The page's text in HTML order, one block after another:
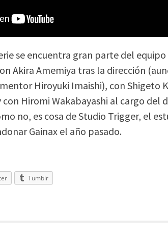
se encuentra gran parte del
Akira Amemiya tras la dirección
Hiroyuki Imaishi), con Shigeto
con Hiromi Wakabayashi al cargo del
no, es cosa de Studio Trigger, el
Gainax el año pasado.
Tumblr